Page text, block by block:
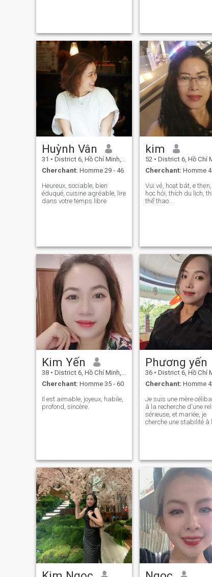
heureuse et complète.
Huỳnh Vân
31 • District 6, Hồ Chí Minh, Vietnam
Cherchant: Homme 29 - 46
Heureux, sociable, bien
éduqué, cuisine agréable, lire
dans votre temps libre
kim
52 • District 6, Hồ Chí Minh,
Cherchant: Homme
Vui vẻ, hoạt bát, e thẹn, luôn
học hỏi, thích du lịch, thích
thể thao...
Kim Yến
38 • District 6, Hồ Chí Minh, Vietnam
Cherchant: Homme 35 - 60
Il est aimable, joyeux, habile,
profond, sincère.
Phương yến
36 • District 6, Hồ Chí Minh,
Cherchant: Homme
Je suis une mère
à la recherche d'une
sérieuse, et mariée, je
cherche une stabilité à
considère comme une
personne joyeuse,
a parfois un peu de
personnalité, je suis à
avec les gens, j'ai un
d'humour et j'apprécie
beaucoup les
cuisine aussi un peu,
tous les aspects je suis
femme de la famille,
socialement je suis
communiquer, je
trouver quelqu'un avec
puisse vivre
enfants, personne n'est